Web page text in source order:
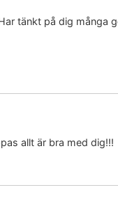
tänkt på dig
allt är bra med dig!!!